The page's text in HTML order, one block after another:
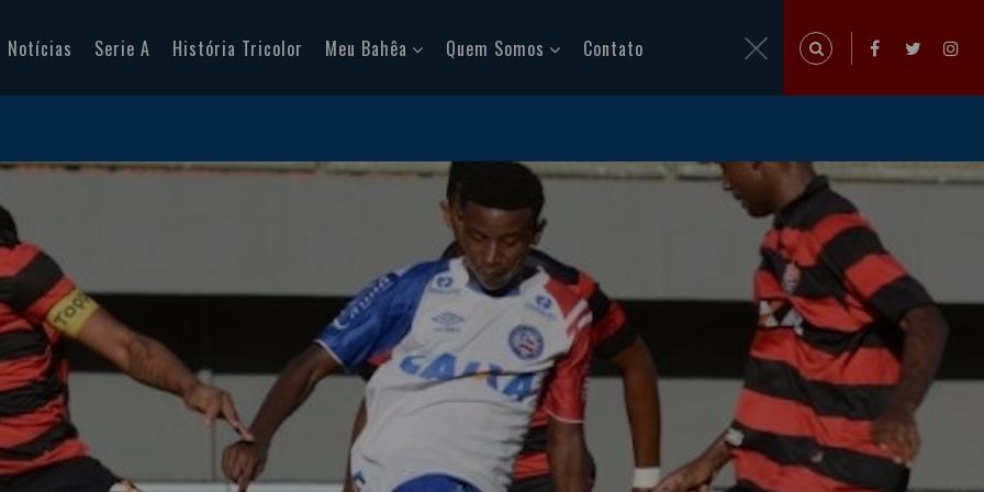
Notícias Serie A História Tricolor Meu Bahêa Quem Somos Contato